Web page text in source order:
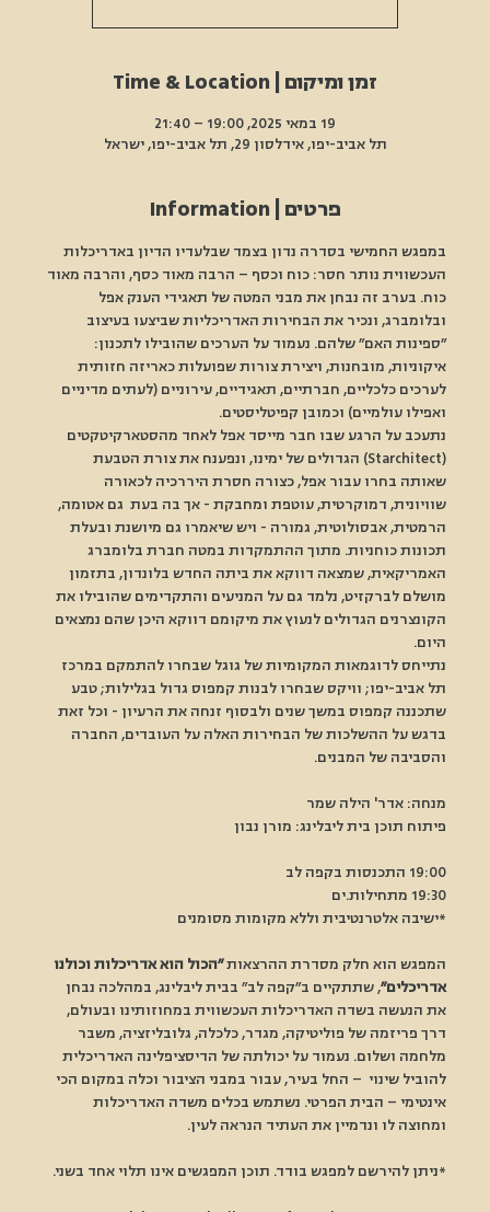
זמן ומיקום | Time & Location
19 במאי 2025, 19:00 – 21:40
תל אביב-יפו, אידלסון 29, תל אביב-יפו, ישראל
פרטים | Information
במפגש החמישי בסדרה נדון בצמד שבלעדיו הדיון באדריכלות
העכשווית נותר חסר: כוח וכסף – הרבה מאוד כסף, והרבה מאוד
כוח. בערב זה נבחן את מבני המטה של תאגידי הענק אפל
ובלומברג, ונכיר את הבחירות האדריכליות שביצעו בעיצוב
״ספינות האם״ שלהם. נעמוד על הערכים שהובילו לתכנון:
איקוניות, מובחנות, ויצירת צורות שפועלות כאריזה חזותית
לערכים כלכליים, חברתיים, תאגידיים, עירוניים (לעתים מדיניים
ואפילו עולמיים) וכמובן קפיטליסטים.
נתעכב על הרגע שבו חבר מייסד אפל לאחד מהסטארקיטקטים
(Starchitect) הגדולים של ימינו, ונפענח את צורת הטבעת
שאותה בחרו עבור אפל, כצורה חסרת היררכיה לכאורה
שוויונית, דמוקרטית, עוטפת ומחבקת - אך בה בעת  גם אטומה,
הרמטית, אבסולוטית, גמורה - ויש שיאמרו גם מיושנת ובעלת
תכונות כוחניות. מתוך ההתמקדות במטה חברת בלומברג
האמריקאית, שמצאה דווקא את ביתה החדש בלונדון, בתזמון
מושלם לברקזיט, נלמד גם על המניעים והתקדימים שהובילו את
הקונצרנים הגדולים לנעוץ את מיקומם דווקא היכן שהם נמצאים
היום.
נתייחס לדוגמאות המקומיות של גוגל שבחרו להתמקם במרכז
תל אביב-יפו; וויקס שבחרו לבנות קמפוס גדול בגלילות; טבע
שתכננה קמפוס במשך שנים ולבסוף זנחה את הרעיון - וכל זאת
בדגש על ההשלכות של הבחירות האלה על העובדים, החברה
והסביבה של המבנים.
מנחה: אדר' הילה שמר
פיתוח תוכן בית ליבלינג: מורן נבון
19:00 התכנסות בקפה לב
19:30 מתחילות.ים
*ישיבה אלטרנטיבית וללא מקומות מסומנים
המפגש הוא חלק מסדרת ההרצאות ״הכול הוא אדריכלות וכולנו
אדריכלים״, שתתקיים ב״קפה לב״ בבית ליבלינג, במהלכה נבחן
את הנעשה בשדה האדריכלות העכשווית במחוזותינו ובעולם,
דרך פריזמה של פוליטיקה, מגדר, כלכלה, גלובליזציה, משבר
מלחמה ושלום. נעמוד על יכולתה של הדיסציפלינה האדריכלית
להוביל שינוי  – החל בעיר, עבור במבני הציבור וכלה במקום הכי
אינטימי – הבית הפרטי. נשתמש בכלים משדה האדריכלות
ומחוצה לו ונדמיין את העתיד הנראה לעין.
*ניתן להירשם למפגש בודד. תוכן המפגשים אינו תלוי אחד בשני.